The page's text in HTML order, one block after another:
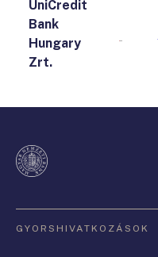
UniCredit
Bank
Hungary
Zrt.
GYORSHIVATKOZÁSOK